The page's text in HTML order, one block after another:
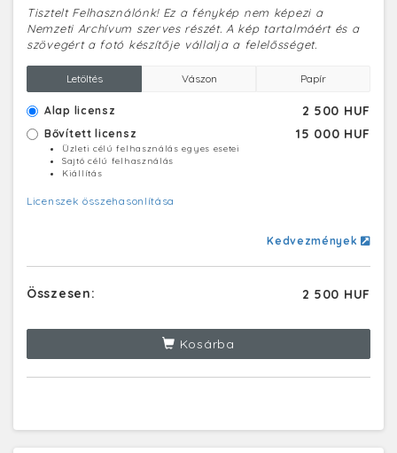
Tisztelt Felhasználónk! Ez a fénykép nem képezi a
Nemzeti Archívum szerves részét. A kép tartalmáért és a
szövegért a fotó készítője vállalja a felelősséget.
Letöltés Vászon Papír
Alap licensz 2 500 HUF
Bővített licensz 15 000 HUF
Üzleti célú felhasználás egyes esetei
Sajtó célú felhasználás
Kiállítás
Licenszek összehasonlítása
Kedvezmények
Összesen: 2 500 HUF
Kosárba